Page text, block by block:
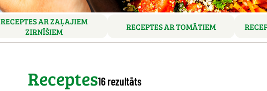
RECEPTES AR ZAĻAJIEM
ZIRNĪŠIEM
RECEPTES AR TOMĀTIEM
Receptes16 rezultāts